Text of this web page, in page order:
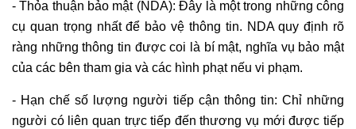
- Thỏa thuận bảo mật (NDA): Đây là một trong những công
cụ quan trọng nhất để bảo vệ thông tin. NDA quy định rõ
ràng những thông tin được coi là bí mật, nghĩa vụ bảo mật
của các bên tham gia và các hình phạt nếu vi phạm.
- Hạn chế số lượng người tiếp cận thông tin: Chỉ những
người có liên quan trực tiếp đến thương vụ mới được tiếp